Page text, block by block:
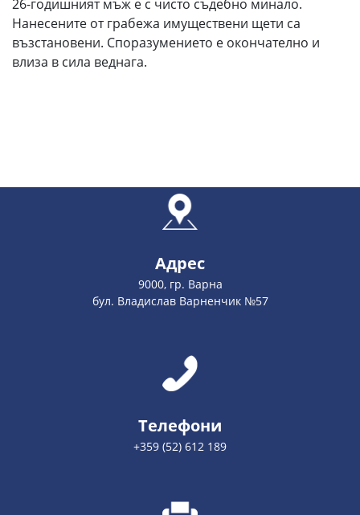
26-годишният мъж е с чисто съдебно минало.
Нанесените от грабежа имуществени щети са
възстановени. Споразумението е окончателно и
влиза в сила веднага.
Адрес
9000, гр. Варна
бул. Владислав Варненчик №57
Телефони
+359 (52) 612 189